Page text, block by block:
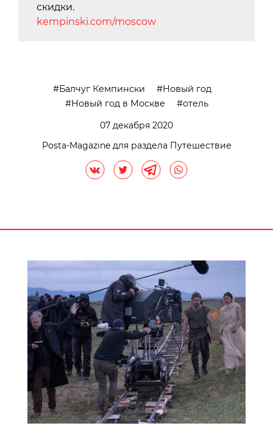
скидки.
kempinski.com/moscow
Балчуг Кемпински
Новый год
Новый год в Москве
отель
07 декабря 2020
Posta-Magazine для раздела Путешествие